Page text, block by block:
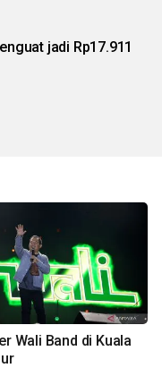
jadi Rp17.911
Wali Band di Kuala